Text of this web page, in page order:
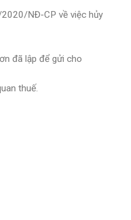
NĐ-CP về việc hủy
đã lập để gửi cho
thuế.